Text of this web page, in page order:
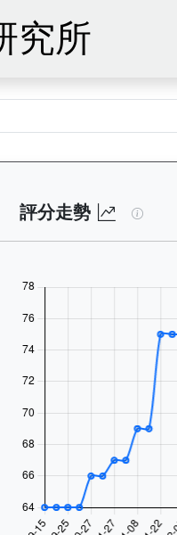
究所
港賽馬會賽駒的完
評分走勢 連